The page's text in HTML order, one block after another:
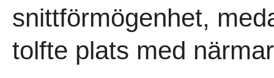
snittförmögenhet,
tolfte plats med